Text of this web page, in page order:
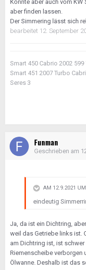
Könnte aber auch vom
aber finden lassen.
Der Simmering lässt sich
bearbeitet 12. September
Smart 450 Cabrio 2002 599
Smart 451 2007 Turbo
Seres 3
Funman
Geschrieben am
AM 12.9.2021
eindeutig
Ja, da ist ein Dichtring,
weil das Getriebe links ist.
am Dichtring ist, ist
Riemenscheibe verborgen
Ölwanne. Deshalb ist das